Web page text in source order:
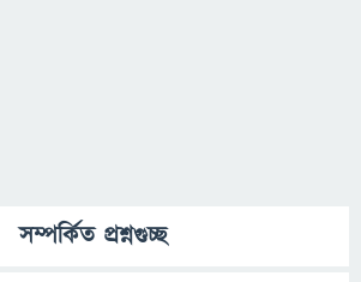
সম্পর্কিত প্রশ্নগুচ্ছ